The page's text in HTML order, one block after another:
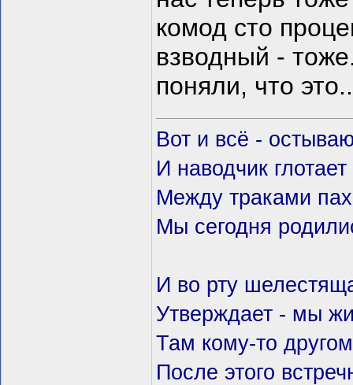
комод сто
взводный -
поняли, что
Вот и всё -
И наводчик
Между траками
Мы сегодня
И во рту
Утверждает - мы
Там кому-то
После этого